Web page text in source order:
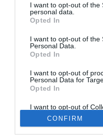
I want to opt-out of the
personal data.
Opted In
I want to opt-out of the
Personal Data.
Opted In
I want to opt-out of
Personal Data for
Opted In
I want to opt-out of
Retention, Sale, and/or
Personal Data that Is
Purposes for which it
CONFIRM
© foto di Federico De Luca
"In casa Fiorentina
scenari". Così il
a Radio Blu. "La